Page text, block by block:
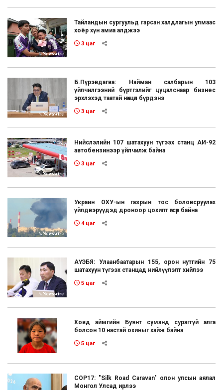
Тайландын сургуульд гарсан халдлагын улмаас
хоёр хүн амиа алджээ
3 цаг
Б.Пүрэвдагва: Найман салбарын 103
үйлчилгээний бүртгэлийг цуцалснаар бизнес
эрхлэхэд таатай нөхцөл бүрдэнэ
3 цаг
Нийслэлийн 107 шатахуун түгээх станц АИ-92
автобензинээр үйлчилж байна
3 цаг
Украин ОХУ-ын газрын тос боловсруулах
үйлдвэрүүдэд дроноор цохилт өгсөөр байна
4 цаг
АҮЭБЯ: Улаанбаатарын 155, орон нутгийн 75
шатахуун түгээх станцад нийлүүлэлт хийлээ
5 цаг
Ховд аймгийн Буянт суманд сураггүй алга
болсон 10 настай охиныг хайж байна
5 цаг
COP17: "Silk Road Caravan" олон улсын аялал
Монгол Улсад ирлээ